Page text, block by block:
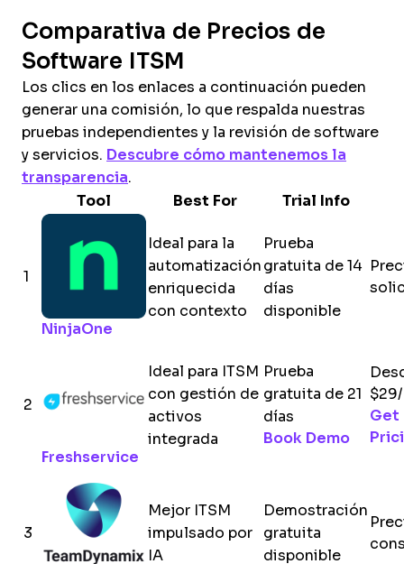
Comparativa de Precios de
Software ITSM
Los clics en los enlaces a continuación pueden
generar una comisión, lo que respalda nuestras
pruebas independientes y la revisión de software
y servicios. Descubre cómo mantenemos la
transparencia.
Tool
Best For Trial Info
1
NinjaOne
Ideal para la
automatización
enriquecida
con contexto
Prueba
gratuita de 14
días
disponible
2
Freshservice
Ideal para ITSM
con gestión de
activos
integrada
Prueba
gratuita de 21
días
Book Demo
Get
3
Mejor ITSM
impulsado por
IA
Demostración
gratuita
disponible